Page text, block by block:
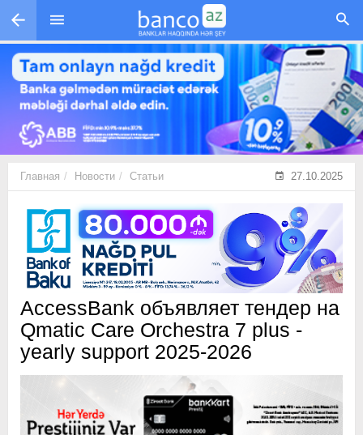
Перейти к основному содержанию
Главная Новости Статьи 27.10.2025
AccessBank объявляет тендер на
Qmatic Care Orchestra 7 plus -
yearly support 2025-2026